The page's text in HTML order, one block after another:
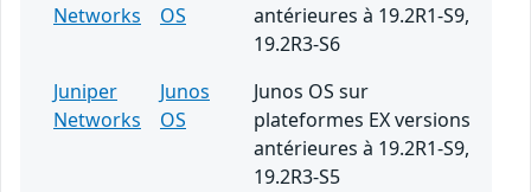
Networks
OS
antérieures à 19.2R1-S9,
19.2R3-S6
Juniper
Networks
Junos
OS
Junos OS sur
plateformes EX versions
antérieures à 19.2R1-S9,
19.2R3-S5